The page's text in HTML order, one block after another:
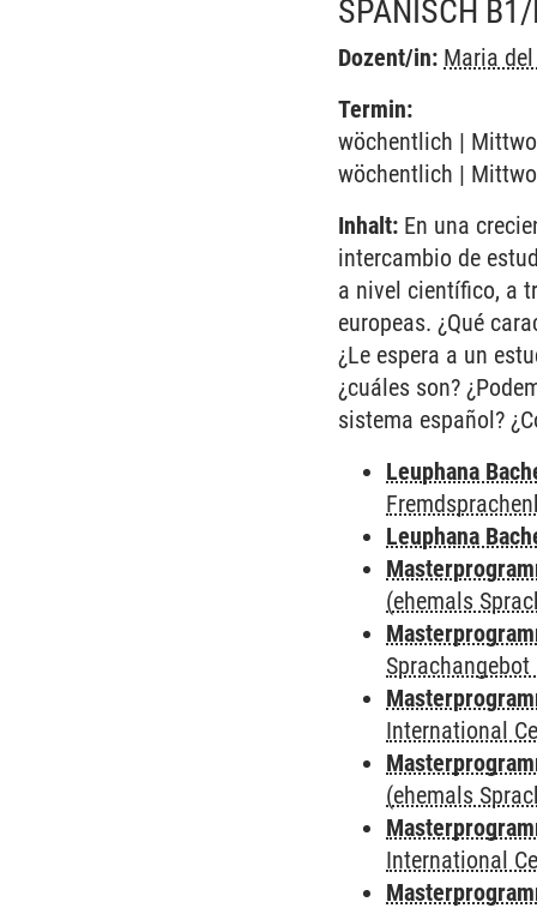
SPANISCH
Dozent/in: Maria
Termin:
wöchentlich |
wöchentlich |
Inhalt: En una
intercambio de
a nivel científico, a
europeas. ¿Qué
¿Le espera a un
¿cuáles son?
sistema español?
Leuphana
Leuphana
(ehemals
International
(ehemals
International